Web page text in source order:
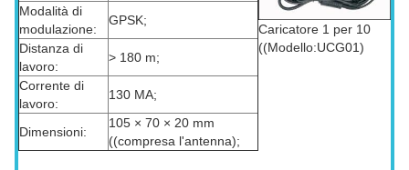
Modalità di
modulazione:
GPSK;
Distanza di
lavoro:
> 180 m;
Corrente di
lavoro:
130 MA;
Dimensioni:
105 × 70 × 20 mm
((compresa l'antenna);
Caricatore 1 per 10
((Modello:UCG01)